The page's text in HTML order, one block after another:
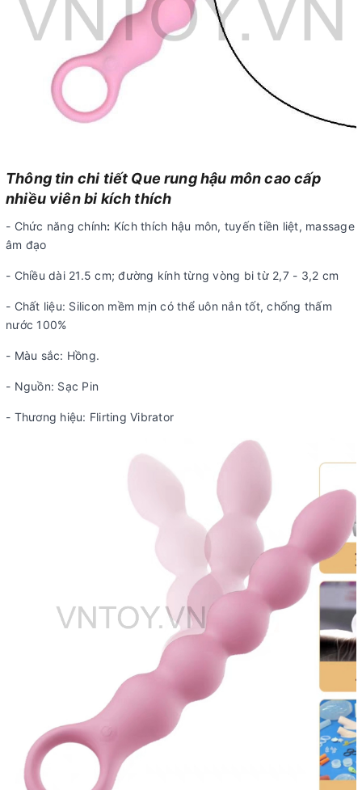
Thông tin chi tiết Que rung hậu môn cao cấp
nhiều viên bi kích thích
- Chức năng chính: Kích thích hậu môn, tuyến tiền liệt, massage
âm đạo
- Chiều dài 21.5 cm; đường kính từng vòng bi từ 2,7 - 3,2 cm
- Chất liệu: Silicon mềm mịn có thể uôn nắn tốt, chống thấm
nước 100%
- Màu sắc: Hồng.
- Nguồn: Sạc Pin
- Thương hiệu: Flirting Vibrator